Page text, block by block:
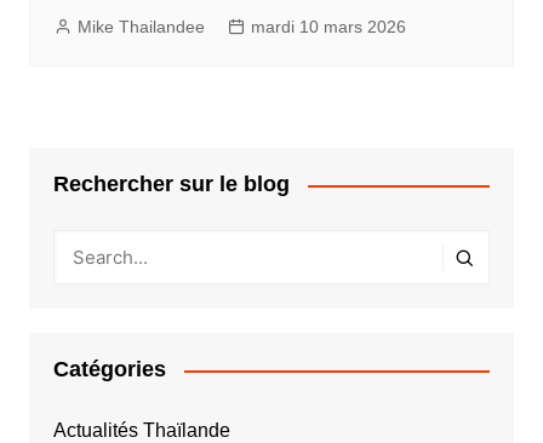
Mike Thailandee mardi 10 mars 2026
Rechercher sur le blog
Catégories
Actualités Thaïlande